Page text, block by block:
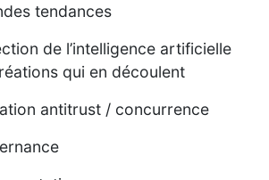
tendances
de l’intelligence artificielle
qui en découlent
antitrust / concurrence